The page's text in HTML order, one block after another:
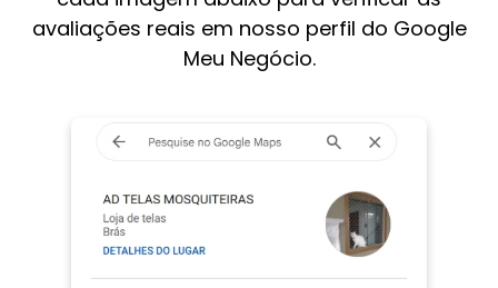
avaliações reais em nosso perfil do Google
Meu Negócio.